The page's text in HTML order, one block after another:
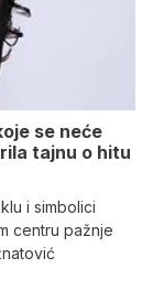
se neće
tajnu o hitu
i simbolici
centru pažnje